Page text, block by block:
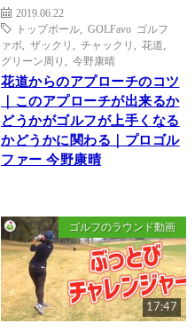
2019.06.22
トップボール
GOLFavo ゴルフ
ァボ
ザックリ チャックリ 花道
グリーン周り
今野康晴
花道からのアプローチのコツ
｜このアプローチが出来るか
どうかがゴルフが上手くなる
かどうかに関わる｜プロゴル
ファー 今野康晴
ゴルフのラウンド動画
17:47